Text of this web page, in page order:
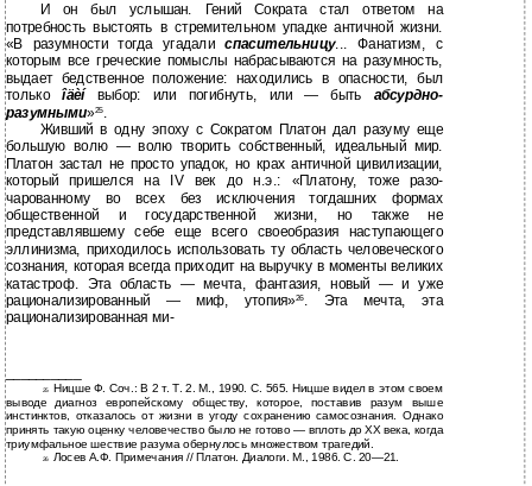
И он был услышан. Гений Сократа стал ответом на
потребность выстоять в стремительном упадке античной жизни.
«В разумности тогда угадалиспасительницу... Фанатизм, с
которым все греческие помыслы набрасываются на разумность,
выдает бедственное положение: находились в опасности, был
только îäèí выбор: или погибнуть, или — быть абсурдно-
разумными»25.
Живший в одну эпоху с Сократом Платон дал разуму еще
большую волю — волю творить собственный, идеальный мир.
Платон застал не просто упадок, но крах античной цивилизации,
который пришелся на IV век до н.э.: «Платону, тоже разо-
чарованному во всех без исключения тогдашних формах
общественной и государственной жизни, но также не
представлявшему себе еще всего своеобразия наступающего
эллинизма, приходилось использовать ту область человеческого
сознания, которая всегда приходит на выручку в моменты великих
катастроф. Эта область — мечта, фантазия, новый — и уже
рационализированный — миф, утопия»26. Эта мечта, эта
рационализированная ми-
__________
25 Ницше Ф. Соч.: В 2 т. Т. 2. М., 1990. С. 565. Ницше видел в этом своем
выводе диагноз европейскому обществу, которое, поставив разум выше
инстинктов, отказалось от жизни в угоду сохранению самосознания. Однако
принять такую оценку человечество было не готово — вплоть до ХХ века, когда
триумфальное шествие разума обернулось множеством трагедий.
26 Лосев А.Ф. Примечания // Платон. Диалоги. М., 1986. С. 20—21.